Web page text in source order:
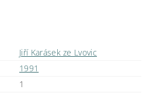
Jiří Karásek ze Lvovic
1991
1